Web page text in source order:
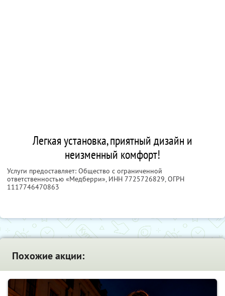
Легкая установка, приятный дизайн и
неизменный комфорт!
Услуги предоставляет: Общество с ограниченной
ответственностью «Медберри», ИНН 7725726829, ОГРН
1117746470863
Похожие акции: